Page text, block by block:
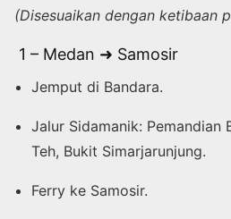
(Disesuaikan dengan ketibaan
1 – Medan ➜ Samosir
Jemput di Bandara.
Jalur Sidamanik: Pemandian
Teh, Bukit Simarjarunjung.
Ferry ke Samosir.